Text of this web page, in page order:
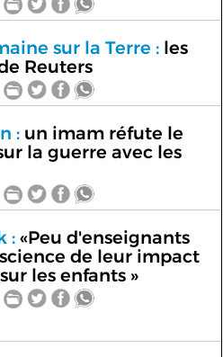
sur la Terre :les
Reuters
:un imam réfute le
la guerre avec les
:«Peu d'enseignants
de leur impact
les enfants »